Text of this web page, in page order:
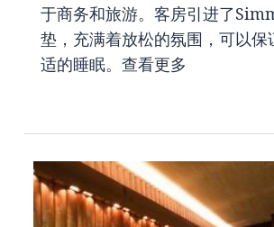
于商务和旅游。客房引进了
垫，充满着放松的氛围，可以保
适的睡眠。 查看更多